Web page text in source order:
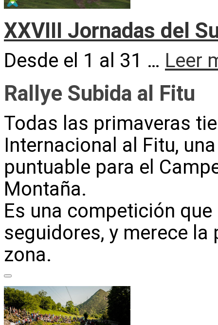
XXVIII Jornadas del
Desde el 1 al 31 … Leer
Rallye Subida al Fitu
Todas las primaveras
Internacional al Fitu,
puntuable para el
Montaña.
Es una competición
seguidores, y merece la
zona.